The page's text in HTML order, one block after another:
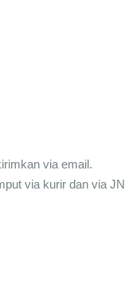
via email.
via kurir dan via